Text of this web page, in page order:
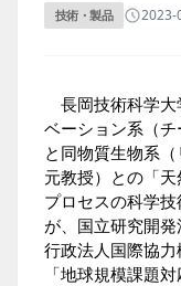
技術・製品 2023-
長岡技術科学大
ベーション系（チ
と同物質生物系
元教授）との「
プロセスの科学
が、国立研究開
行政法人国際協
「地球規模課題